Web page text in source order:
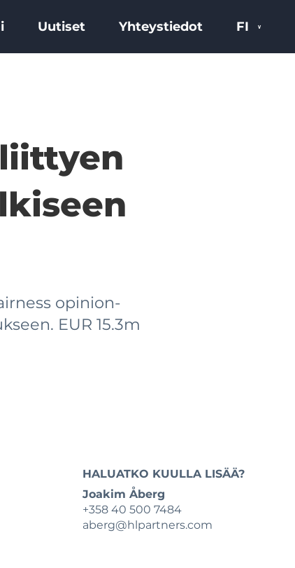
Uutiset Yhteystiedot FI
opinion-
EUR 15.3m
HALUATKO KUULLA LISÄÄ?
Joakim Åberg
+358 40 500 7484
aberg@hlpartners.com